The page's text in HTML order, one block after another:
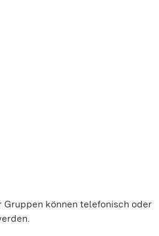
Gruppen können telefonisch oder